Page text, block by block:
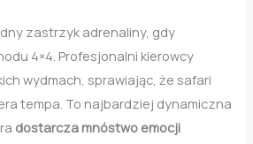
zastrzyk adrenaliny, gdy
4×4. Profesjonalni kierowcy
wydmach, sprawiając, że safari
tempa. To najbardziej dynamiczna
dostarcza mnóstwo emocji